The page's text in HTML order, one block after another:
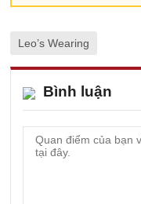
Leo’s Wearing
Bình luận